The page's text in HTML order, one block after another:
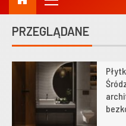
PRZEGLĄDANE